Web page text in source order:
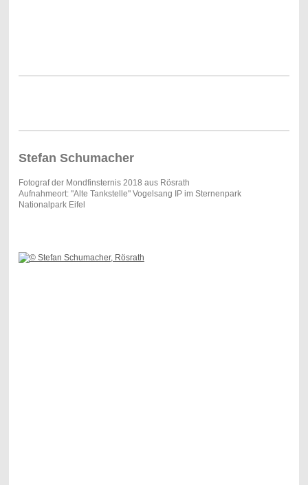
Stefan Schumacher
Fotograf der Mondfinsternis 2018 aus Rösrath
Aufnahmeort: "Alte Tankstelle" Vogelsang IP im Sternenpark
Nationalpark Eifel